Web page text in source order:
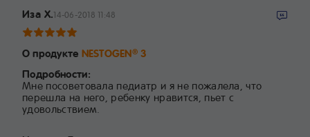
Иза Х.14-06-2018 11:48
О продукте NESTOGEN®3
Подробности:
Мне посоветовала педиатр и я не пожалела, что
перешла на него, ребенку нравится, пьет с
удовольствием.